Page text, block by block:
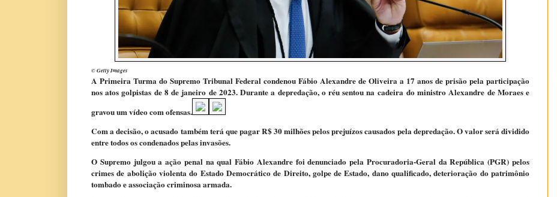
© Getty Images
A Primeira Turma do Supremo Tribunal Federal condenou Fábio Alexandre de Oliveira a 17 anos de prisão pela participação
nos atos golpistas de 8 de janeiro de 2023. Durante a depredação, o réu sentou na cadeira do ministro Alexandre de Moraes e
gravou um vídeo com ofensas.
Com a decisão, o acusado também terá que pagar R$ 30 milhões pelos prejuízos causados pela depredação. O valor será dividido
entre todos os condenados pelas invasões.
O Supremo julgou a ação penal na qual Fábio Alexandre foi denunciado pela Procuradoria-Geral da República (PGR) pelos
crimes de abolição violenta do Estado Democrático de Direito, golpe de Estado, dano qualificado, deterioração do patrimônio
tombado e associação criminosa armada.